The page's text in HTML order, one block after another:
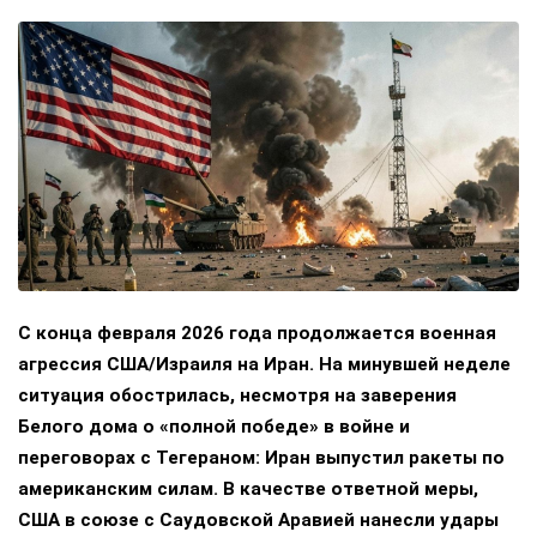
С конца февраля 2026 года продолжается военная
агрессия США/Израиля на Иран. На минувшей неделе
ситуация обострилась, несмотря на заверения
Белого дома о «полной победе» в войне и
переговорах с Тегераном: Иран выпустил ракеты по
американским силам. В качестве ответной меры,
США в союзе с Саудовской Аравией нанесли удары